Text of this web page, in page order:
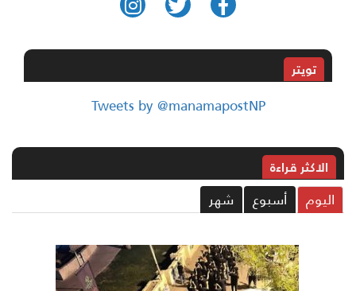
تويتر
Tweets by @manamapostNP
الاکثر قراءة
أسبوع شهر